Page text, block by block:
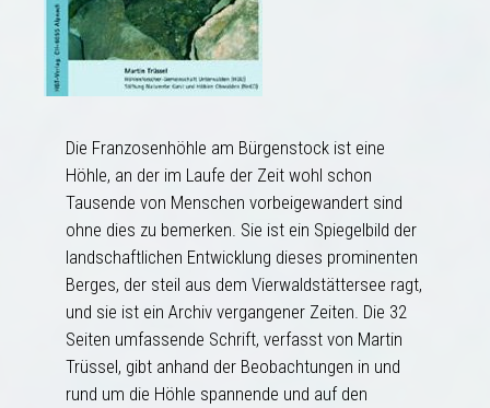
Die Franzosenhöhle am Bürgenstock ist eine
Höhle, an der im Laufe der Zeit wohl schon
Tausende von Menschen vorbeigewandert sind
ohne dies zu bemerken. Sie ist ein Spiegelbild der
landschaftlichen Entwicklung dieses prominenten
Berges, der steil aus dem Vierwaldstättersee ragt,
und sie ist ein Archiv vergangener Zeiten. Die 32
Seiten umfassende Schrift, verfasst von Martin
Trüssel, gibt anhand der Beobachtungen in und
rund um die Höhle spannende und auf den